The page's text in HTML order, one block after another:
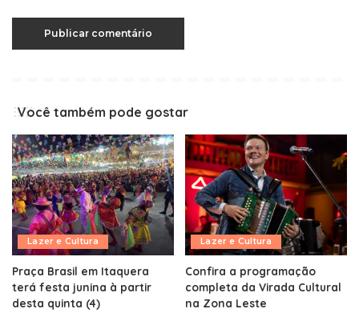
Você também pode gostar
Lazer e Cultura
Praça Brasil em Itaquera
terá festa junina à partir
desta quinta (4)
Lazer e Cultura
Confira a programação
completa da Virada Cultural
na Zona Leste